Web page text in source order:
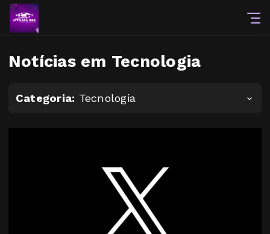
Notícias em Tecnologia
Categoria: Tecnologia